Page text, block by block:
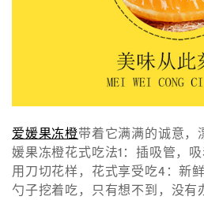
爱媛果冻橙带着它满满的诚意，
媛果冻橙花式吃法1：插吸管，
用刀切花样，花式享受吃4：新
勺子挖着吃，只有想不到，没有